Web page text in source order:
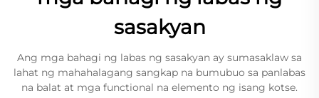
sasakyan
Ang mga bahagi ng labas ng sasakyan ay sumasaklaw sa
lahat ng mahahalagang sangkap na bumubuo sa panlabas
na balat at mga functional na elemento ng isang kotse.